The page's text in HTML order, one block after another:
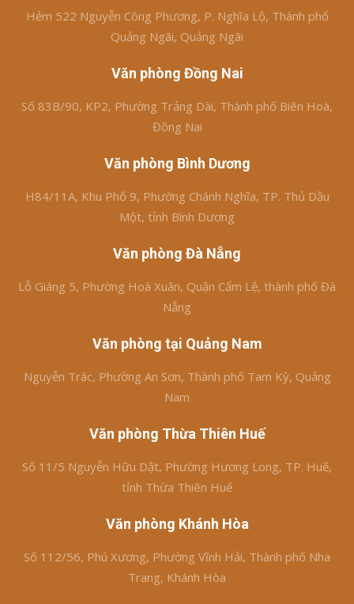
Hẻm 522 Nguyễn Công Phương, P. Nghĩa Lộ, Thành phố
Quảng Ngãi, Quảng Ngãi
Văn phòng Đồng Nai
Số 83B/90, KP2, Phường Trảng Dài, Thành phố Biên Hoà,
Đồng Nai
Văn phòng Bình Dương
H84/11A, Khu Phố 9, Phường Chánh Nghĩa, TP. Thủ Dầu
Một, tỉnh Bình Dương
Văn phòng Đà Nẵng
Lỗ Giáng 5, Phường Hoà Xuân, Quận Cẩm Lệ, thành phố Đà
Nẵng
Văn phòng tại Quảng Nam
Nguyễn Trác, Phường An Sơn, Thành phố Tam Kỳ, Quảng
Nam
Văn phòng Thừa Thiên Huế
Số 11/5 Nguyễn Hữu Dật, Phường Hương Long, TP. Huế,
tỉnh Thừa Thiên Huế
Văn phòng Khánh Hòa
Số 112/56, Phú Xương, Phường Vĩnh Hải, Thành phố Nha
Trang, Khánh Hòa